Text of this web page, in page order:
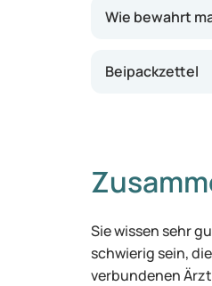
Wie bewahrt
Beipackzettel
Sie wissen sehr
schwierig sein,
verbundenen